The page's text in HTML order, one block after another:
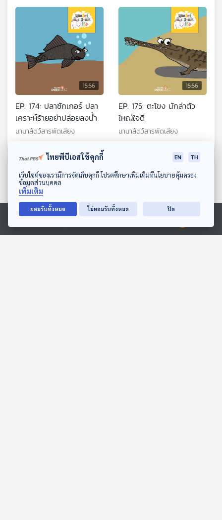
ดาวน์โหลด Thai PBS Podcast Application
Ⓒ 2020 องค์การกระจายเสียงและแพร่ภาพสาธารณะแห่งประเทศไทย
15:56
EP. 174: ปลาซักเกอร์ ปลา
เคราะห์ร้ายอย่าปล่อยลงน้ำ
นานาสัตว์สารพัดเสียง
15:56
EP. 175: ตะโขง นักล่าตัว
ใหญ่ใจดี
นานาสัตว์สารพัดเสียง
ตอนที่เกี่ยวข้อง
ไทยพีบีเอสใช้คุกกี้ EN TH
เว็บไซต์ของเรามีการจัดเก็บคุกกี้ โปรดศึกษาเพิ่มเติมที่นโยบายคุ้มครอง
ข้อมูลส่วนบุคคล
เพิ่มเติม
ยอมรับทั้งหมด ไม่ยอมรับทั้งหมด ปิด